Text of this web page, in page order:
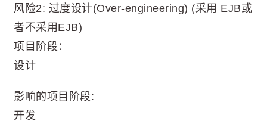
风险2: 过度设计(Over-engineering) (采用 EJB或
者不采用EJB)
项目阶段：
设计
影响的项目阶段:
开发